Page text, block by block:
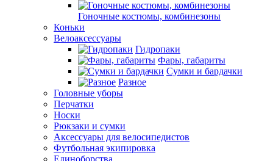
Гоночные костюмы, комбинезоны
Коньки
Велоаксессуары
Гидропаки
Фары, габариты
Сумки и бардачки
Разное
Головные уборы
Перчатки
Носки
Рюкзаки и сумки
Аксессуары для велосипедистов
Футбольная экипировка
Единоборства